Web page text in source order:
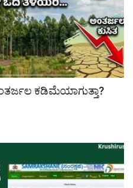
ಕಡಿಮೆಯಾಗುತ್ತಾ?